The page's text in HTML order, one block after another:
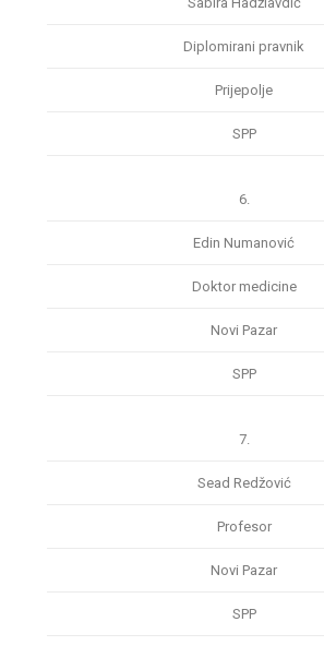
Diplomirani pravnik
Prijepolje
SPP
6.
Edin Numanović
Doktor medicine
Novi Pazar
SPP
7.
Sead Redžović
Profesor
Novi Pazar
SPP